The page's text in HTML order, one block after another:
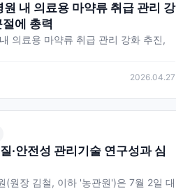
내 의료용 마약류 취급 관리 강
에 총력
의료용 마약류 취급 관리 강화 추진,
2026.04.27
·안전성 관리기술 연구성과 심
(원장 김철, 이하 '농관원')은 7월 2일 대